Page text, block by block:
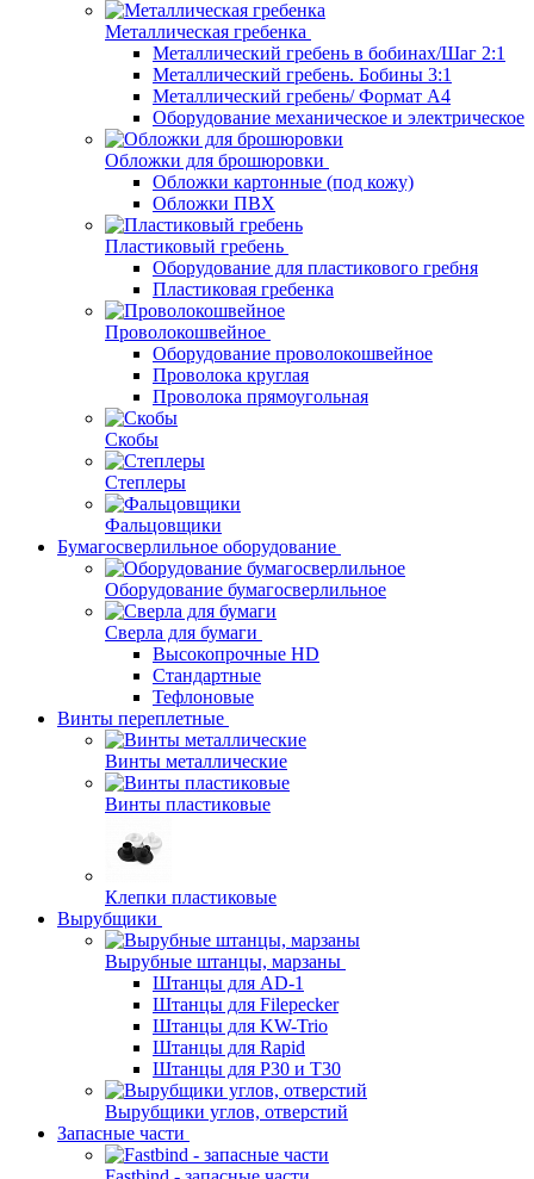
Металлическая гребенка
Металлический гребень в бобинах/Шаг 2:1
Металлический гребень. Бобины 3:1
Металлический гребень/ Формат А4
Оборудование механическое и электрическое
Обложки для брошюровки
Обложки картонные (под кожу)
Обложки ПВХ
Пластиковый гребень
Оборудование для пластикового гребня
Пластиковая гребенка
Проволокошвейное
Оборудование проволокошвейное
Проволока круглая
Проволока прямоугольная
Скобы
Степлеры
Фальцовщики
Бумагосверлильное оборудование
Оборудование бумагосверлильное
Сверла для бумаги
Высокопрочные HD
Стандартные
Тефлоновые
Винты переплетные
Винты металлические
Винты пластиковые
Клепки пластиковые
Вырубщики
Вырубные штанцы, марзаны
Штанцы для AD-1
Штанцы для Filepecker
Штанцы для KW-Trio
Штанцы для Rapid
Штанцы для Р30 и Т30
Вырубщики углов, отверстий
Запасные части